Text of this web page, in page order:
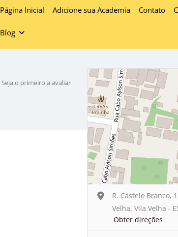
Página Inicial Adicione sua Academia Contato
Blog
Seja o primeiro a avaliar
R. Castelo Branco,
Velha, Vila Velha -
Obter direções